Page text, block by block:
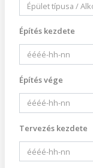
Építés kezdete
Építés vége
Tervezés kezdete